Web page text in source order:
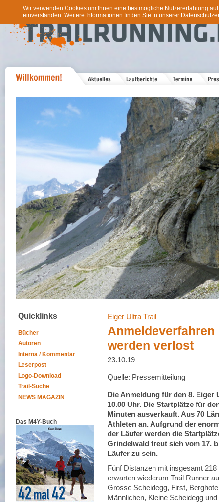
Wir verwenden Cookies um Ihnen eine bestmögliche Nutzererfahrung
einverstanden. Weitere Informationen finden Sie in unserer
Quicklinks
Bücher
Autoren
Interna / Kommentar
Leserpost
Logo-Download
Trail-Suche
NEWS MAGAZIN
Das M4Y-Buch
Eiger Ultra Trail
werden verlost
23.10.19
Quelle: Pressemitteilung
Die Anmeldung für den 8. Eiger
10.00 Uhr. Die Startplätze für
Minuten ausverkauft. Aus 70
Athleten an. Aufgrund der
der Läufer werden die
Grindelwald freut sich vom 17.
Läufer zu sein.
Fünf Distanzen mit insgesamt 218
erwarten wiederum Trail Runner
Grosse Scheidegg, First,
Männlichen, Kleine Scheidegg